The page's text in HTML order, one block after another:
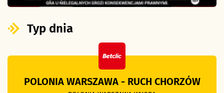
Typ dnia
POLONIA WARSZAWA - RUCH CHORZÓW